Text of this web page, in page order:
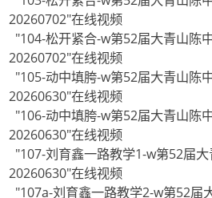
20260702"在线视频
"104-松开紧合-w第52届大青山陈
20260702"在线视频
"105-动中填胯-w第52届大青山陈
20260630"在线视频
"106-动中填胯-w第52届大青山陈
20260630"在线视频
"107-刘育鑫一路教学1-w第52届
20260630"在线视频
"107a-刘育鑫一路教学2-w第52届